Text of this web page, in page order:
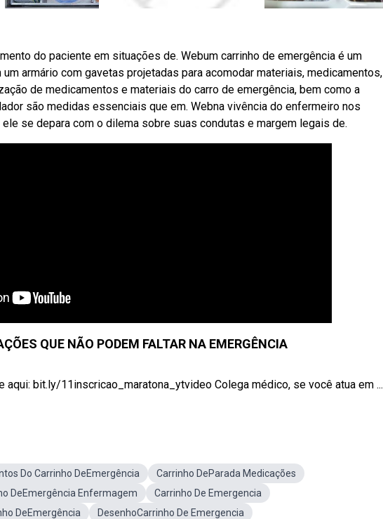
do paciente em situações de. Webum carrinho de emergência é um
armário com gavetas projetadas para acomodar materiais, medicamentos,
de medicamentos e materiais do carro de emergência, bem como a
são medidas essenciais que em. Webna vivência do enfermeiro nos
se depara com o dilema sobre suas condutas e margem legais de.
QUE NÃO PODEM FALTAR NA EMERGÊNCIA
aqui: bit.ly/11inscricao_maratona_ytvideo Colega médico, se você atua em ...
Do Carrinho DeEmergência
Carrinho DeParada Medicações
DeEmergência Enfermagem
Carrinho De Emergencia
DeEmergência
DesenhoCarrinho De Emergencia